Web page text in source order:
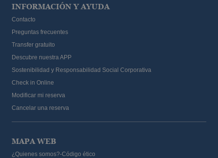
INFORMACIÓN Y AYUDA
Contacto
Preguntas frecuentes
Transfer gratuito
Descubre nuestra APP
Sostenibilidad y Responsabilidad Social Corporativa
Check in Online
Modificar mi reserva
Cancelar una reserva
MAPA WEB
¿Quienes somos?-Código ético